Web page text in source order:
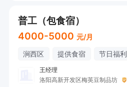
普工（包食宿）
4000-5000 元/月
涧西区 提供食宿 节日福利
王经理
洛阳高新开发区梅英豆制品坊